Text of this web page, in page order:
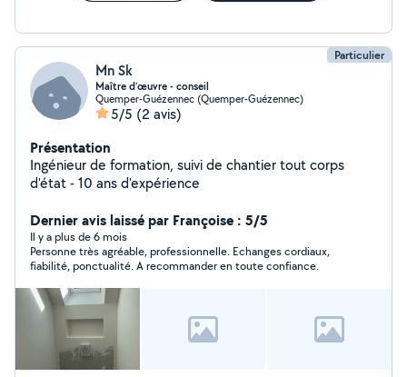
Particulier
Mn Sk
Maître d’œuvre - conseil
Quemper-Guézennec (Quemper-Guézennec)
5/5 (2 avis)
Présentation
Ingénieur de formation, suivi de chantier tout corps
d'état - 10 ans d'expérience
Dernier avis laissé par Françoise : 5/5
Il y a plus de 6 mois
Personne très agréable, professionnelle. Echanges cordiaux,
fiabilité, ponctualité. A recommander en toute confiance.